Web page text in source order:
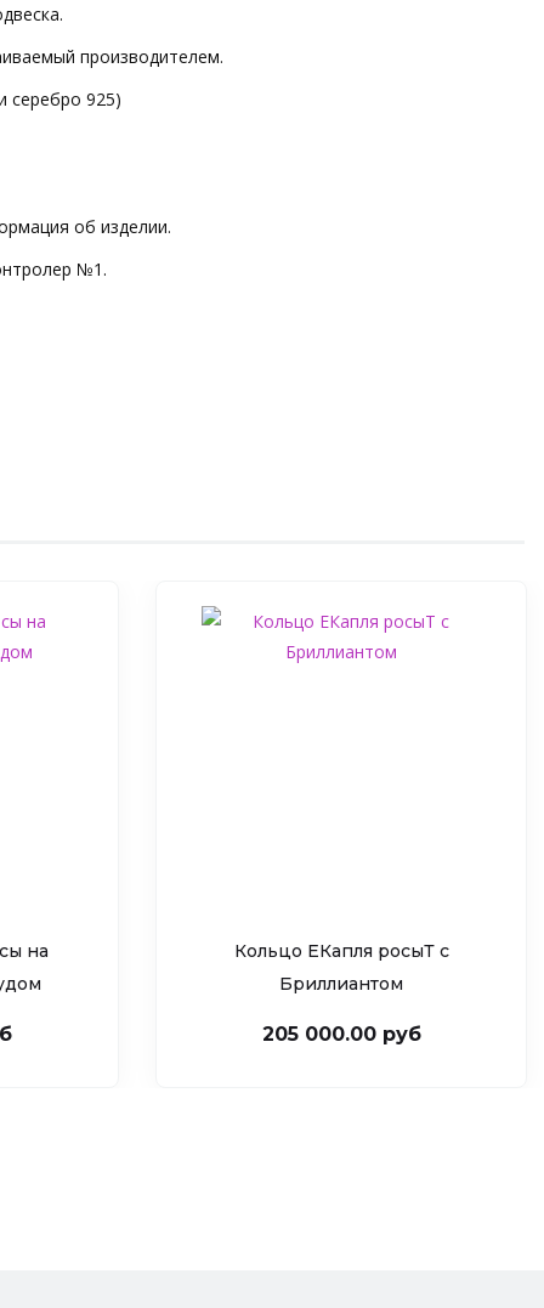
производителем.
серебро 925)
об изделии.
№1.
на
Кольцо ЕКапля росыТ c
Бриллиантом
205 000.00 руб